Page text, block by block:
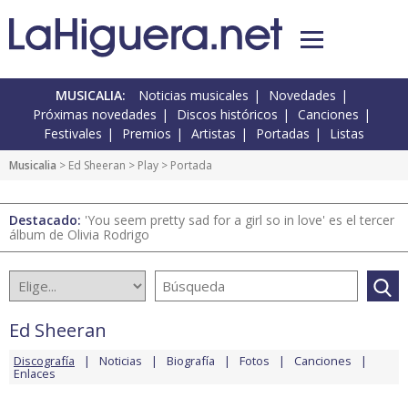
MUSICALIA: Noticias musicales
Novedades
Próximas novedades
Discos históricos
Canciones
Festivales
Premios Artistas Portadas Listas
Musicalia > Ed Sheeran > Play > Portada
Destacado: 'You seem pretty sad for a girl so in love' es el tercer
álbum de Olivia Rodrigo
Ed Sheeran
Discografía Noticias Biografía Fotos Canciones
Enlaces